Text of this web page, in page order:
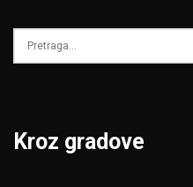
Kroz gradove